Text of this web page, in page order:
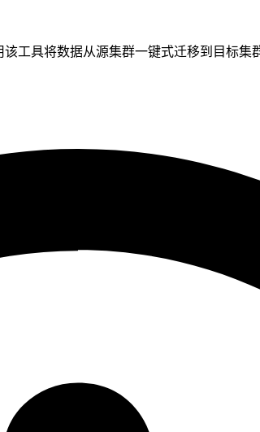
该工具将数据从源集群一键式迁移到目标集